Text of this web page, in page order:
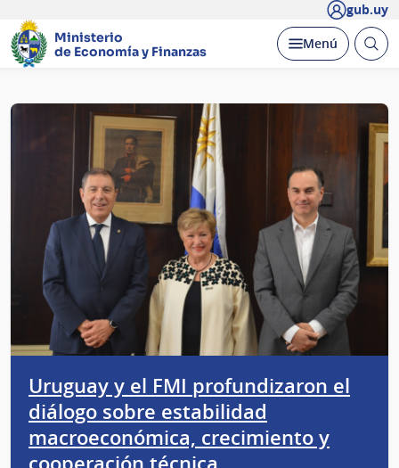
gub.uy
Ministerio
de Economía y Finanzas
Desplegar
Menú Abrir
Página
principal
Uruguay y el FMI profundizaron el
diálogo sobre estabilidad
macroeconómica, crecimiento y